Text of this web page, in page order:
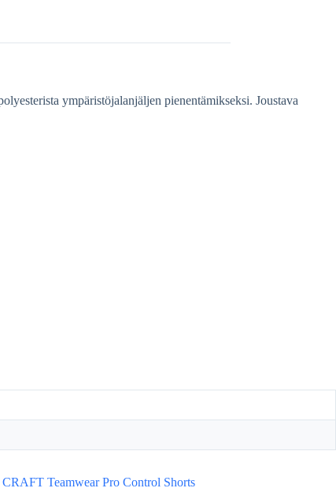
ympäristöjalanjäljen pienentämikseksi. Joustava